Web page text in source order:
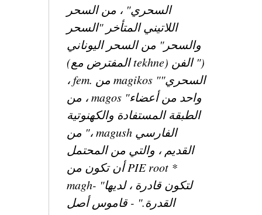
السحري" ، من السحر
اللاتيني المتأخر "السحر
والسحر" من السحر اليوناني
(المفترض مع tekhne) الفن ")
، fem. من magikos "السحري"
، من magos "واحد من أعضاء
الطبقة المستفادة والكهنوتية
،" من magush الفارسي
القديم ، والتي من المحتمل
أن تكون من PIE root *
magh- "لتكون قادرة ، لديها
القدرة." - قاموس أصل